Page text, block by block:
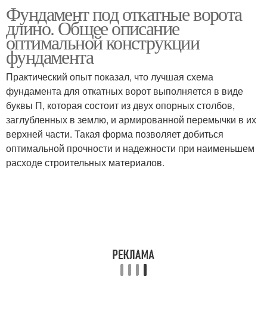
Фундамент под откатные ворота
длино. Общее описание
оптимальной конструкции
фундамента
Практический опыт показал, что лучшая схема
фундамента для откатных ворот выполняется в виде
буквы П, которая состоит из двух опорных столбов,
заглубленных в землю, и армированной перемычки в их
верхней части. Такая форма позволяет добиться
оптимальной прочности и надежности при наименьшем
расходе строительных материалов.